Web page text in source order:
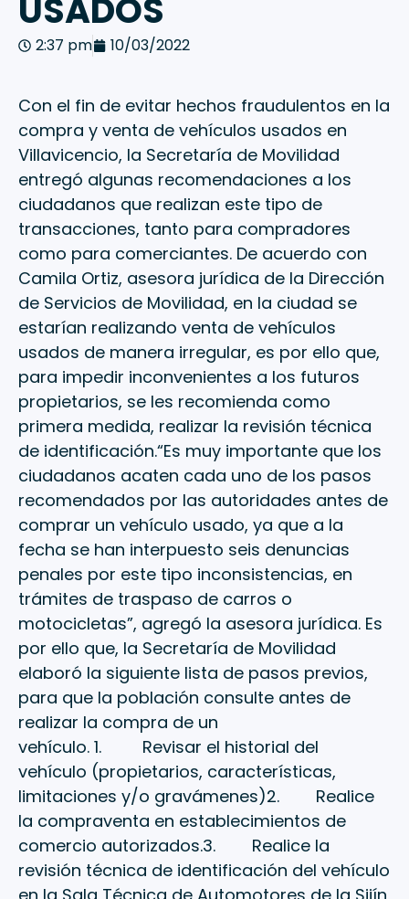
USADOS
2:37 pm 10/03/2022
Con el fin de evitar hechos fraudulentos en la
compra y venta de vehículos usados en
Villavicencio, la Secretaría de Movilidad
entregó algunas recomendaciones a los
ciudadanos que realizan este tipo de
transacciones, tanto para compradores
como para comerciantes. De acuerdo con
Camila Ortiz, asesora jurídica de la Dirección
de Servicios de Movilidad, en la ciudad se
estarían realizando venta de vehículos
usados de manera irregular, es por ello que,
para impedir inconvenientes a los futuros
propietarios, se les recomienda como
primera medida, realizar la revisión técnica
de identificación.“Es muy importante que los
ciudadanos acaten cada uno de los pasos
recomendados por las autoridades antes de
comprar un vehículo usado, ya que a la
fecha se han interpuesto seis denuncias
penales por este tipo inconsistencias, en
trámites de traspaso de carros o
motocicletas”, agregó la asesora jurídica. Es
por ello que, la Secretaría de Movilidad
elaboró la siguiente lista de pasos previos,
para que la población consulte antes de
realizar la compra de un
vehículo. 1. Revisar el historial del
vehículo (propietarios, características,
limitaciones y/o gravámenes)2. Realice
la compraventa en establecimientos de
comercio autorizados.3. Realice la
revisión técnica de identificación del vehículo